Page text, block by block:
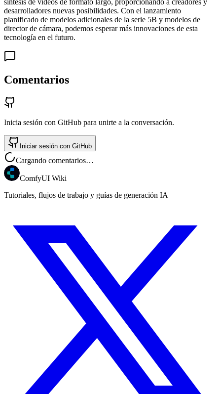
desarrolladores nuevas posibilidades. Con el lanzamiento
planificado de modelos adicionales de la serie 5B y modelos de
director de cámara, podemos esperar más innovaciones de esta
tecnología en el futuro.
Comentarios
Inicia sesión con GitHub para unirte a la conversación.
Iniciar sesión con GitHub
Cargando comentarios…
ComfyUI Wiki
Tutoriales, flujos de trabajo y guías de generación IA